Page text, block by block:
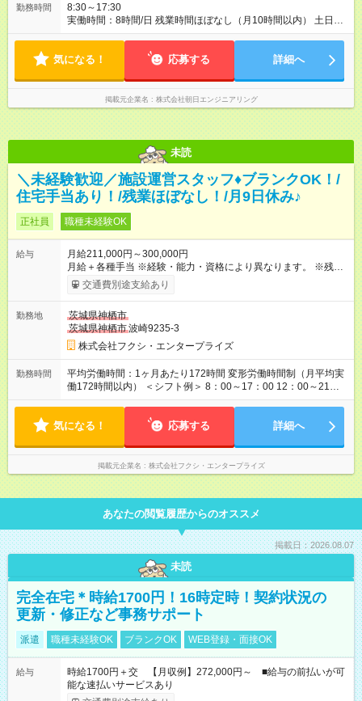
勤務時間
8:30～17:30
実働時間：8時間/日 残業時間ほぼなし（月10時間以内） 土日祝
日休み 年間休日120日以上
気になる！ 応募する 詳細へ
掲載元企業名 株式会社朝日エンジニアリング
未読
＼未経験歓迎／施設運営スタッフ♦ブランクOK！/
住宅手当あり！/残業ほぼなし！/月9日休み♪
正社員 職種未経験OK
給与
月給211,000円～300,000円
月給＋各種手当 ※経験・能力・資格により異なります。 ※残業
代は上記に含まれません。別途全額支給いたします。 ※家族手
当が基本給に含まれております。 ※3ヶ月間の試用期間がありま
用期間あり 試用期間の長さ：3ヶ月 雇用形態、給与は本採用時
と同じです。
交通費別途支給あり
勤務地
茨城県神栖市
茨城県神栖市波崎9235-3
株式会社フクシ・エンタープライズ
勤務時間
平均労働時間：1ヶ月あたり172時間 変形労働時間制（月平均実
働172時間以内） ＜シフト例＞ 8：00～17：00 12：00～21：
00 ※原則、固定シフトではありませんが、時間帯についてもご
間制（月平均実働172時間以内） ＜シフト例＞ 8：00～17：00
についてもご相談ください。
気になる！ 応募する 詳細へ
掲載元企業名 株式会社フクシ・エンタープライズ
あなたの閲覧履歴からのオススメ
掲載日：2026.08.07
未読
完全在宅＊時給1700円！16時定時！契約状況の
更新・修正など事務サポート
派遣 職種未経験OK ブランクOK WEB登録・面接OK
給与
時給1700円＋交 【月収例】272,000円～ ■給与の前払いが可
能な速払いサービスあり